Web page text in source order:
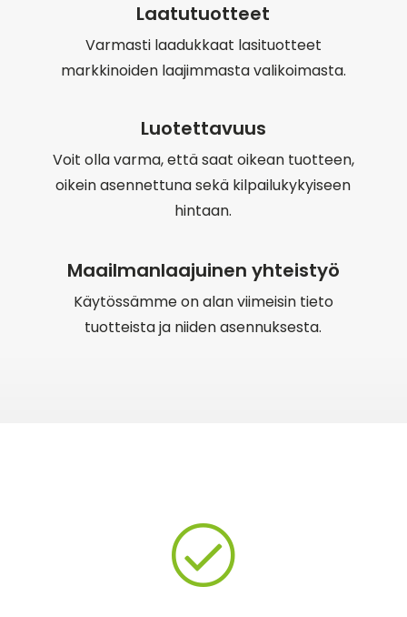
Laatutuotteet
Varmasti laadukkaat lasituotteet
markkinoiden laajimmasta valikoimasta.
Luotettavuus
Voit olla varma, että saat oikean tuotteen,
oikein asennettuna sekä kilpailukykyiseen
hintaan.
Maailmanlaajuinen yhteistyö
Käytössämme on alan viimeisin tieto
tuotteista ja niiden asennuksesta.